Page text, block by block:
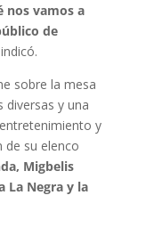
nos vamos a
de
sobre la mesa
diversas y una
y
de su elenco
Migbelis
La Negra y la